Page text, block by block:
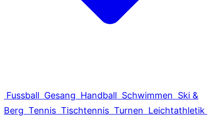
Fussball Gesang Handball Schwimmen Ski &
Berg Tennis Tischtennis Turnen Leichtathletik